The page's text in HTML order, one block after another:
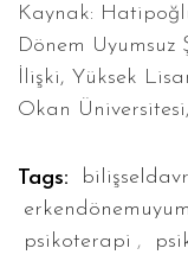
Kaynak:
Dönem
İlişki, Yüksek
Okan
Tags:
psikoterapi ,